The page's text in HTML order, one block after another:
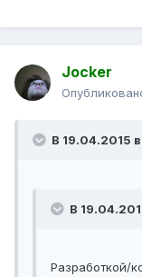
Jocker
В 19.04.2015
В
Разработкой/